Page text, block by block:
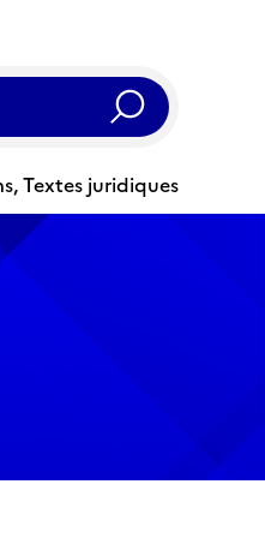
Rechercher
Textes juridiques